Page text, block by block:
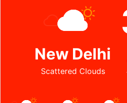
New Delhi
Scattered Clouds